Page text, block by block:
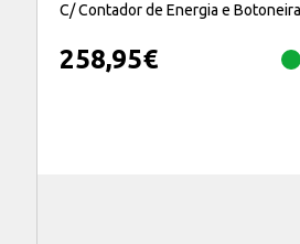
C/ Contador de Energia e
258,95€